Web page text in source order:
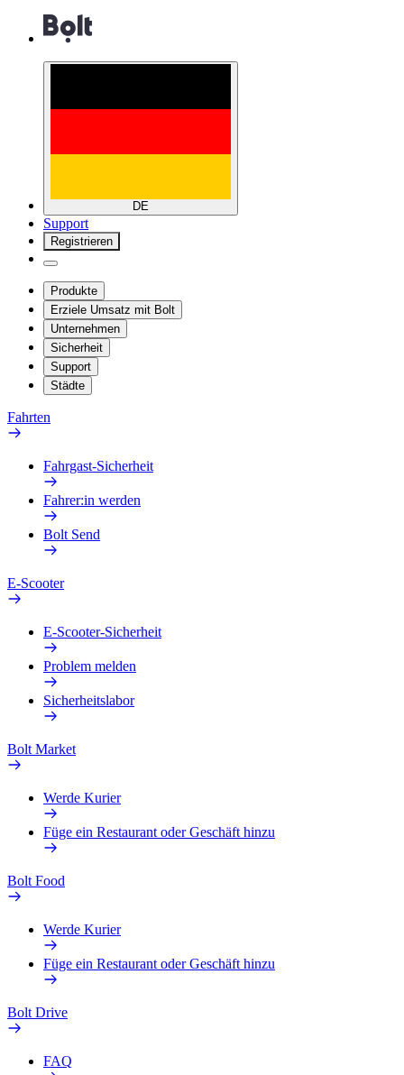
DE
Support
Registrieren
Produkte
Erziele Umsatz mit Bolt
Unternehmen
Sicherheit
Support
Städte
Fahrten
Fahrgast-Sicherheit
Fahrer:in werden
Bolt Send
E-Scooter
E-Scooter-Sicherheit
Problem melden
Sicherheitslabor
Bolt Market
Werde Kurier
Füge ein Restaurant oder Geschäft hinzu
Bolt Food
Werde Kurier
Füge ein Restaurant oder Geschäft hinzu
Bolt Drive
FAQ